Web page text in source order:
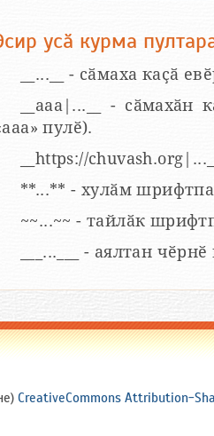
усӑ курма
__...__ - сӑмаха каҫӑ
__aaa|...__ - сӑмахӑн
пулӗ).
__https://
**...** - хулӑм шрифтпа
~~...~~ - тайлӑк
___...___ - аялтан
CreativeCommons Attribution-